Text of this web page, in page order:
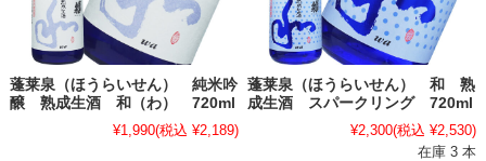
蓬莱泉（ほうらいせん） 純米吟
醸 熟成生酒 和（わ） 720ml
¥1,990(税込 ¥2,189)
蓬莱泉（ほうらいせん） 和 熟
成生酒 スパークリング 720ml
¥2,300(税込 ¥2,530)
在庫 3 本